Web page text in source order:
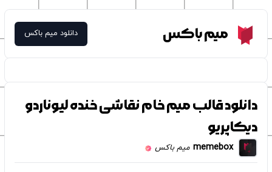
Meme Boxمیم باکس دانلود میم باکس
دانلود قالب میم خام نقاشی خنده لیوناردو
دیکاپریو
memebox میم باکس